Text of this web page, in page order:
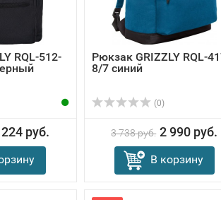
RQL-512-
руб.
Рюкзак GRIZZLY RQL-
8/7 синий
(0)
3 738 руб. 2 990 руб.
В корзину